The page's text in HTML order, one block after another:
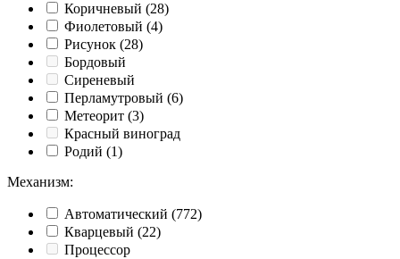
Коричневый (28)
Фиолетовый (4)
Рисунок (28)
Бордовый
Сиреневый
Перламутровый (6)
Метеорит (3)
Красный виноград
Родий (1)
Механизм:
Автоматический (772)
Кварцевый (22)
Процессор